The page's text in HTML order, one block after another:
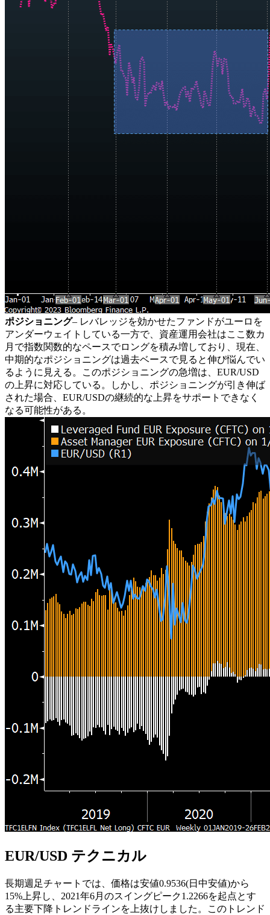
ポジショニング– レバレッジを効かせたファンドがユーロを
アンダーウェイトしている一方で、資産運用会社はここ数カ
月で指数関数的なペースでロングを積み増しており、現在、
中期的なポジショニングは過去ベースで見ると伸び悩んでい
るように見える。このポジショニングの急増は、EUR/USD
の上昇に対応している。しかし、ポジショニングが引き伸ば
された場合、EUR/USDの継続的な上昇をサポートできなく
なる可能性がある。
EUR/USD テクニカル
長期週足チャートでは、価格は安値0.9536(日中安値)から
15%上昇し、2021年6月のスイングピーク1.2266を起点とす
る主要下降トレンドラインを上抜けしました。このトレンド